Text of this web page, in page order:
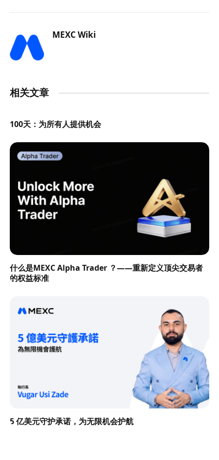
MEXC Wiki
相关文章
100天：为所有人提供机会
什么是MEXC Alpha Trader ？——重新定义顶尖交易者
的权益标准
5 亿美元守护承诺，为无限机会护航